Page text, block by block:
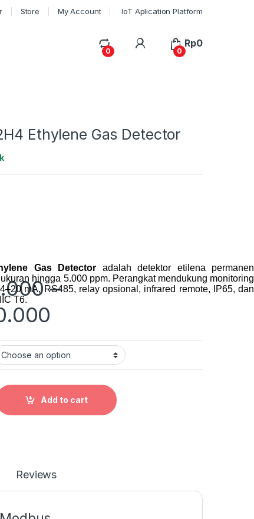
Store My Account IoT Aplication Platform
0
My Account
0
Rp0
Ethylene Gas Detector
Gas Detector adalah detektor etilena permanen
hingga 5.000 ppm. Perangkat mendukung monitoring
mA, RS485, relay opsional, infrared remote, IP65, dan
T6.
–
Gas Detector quantity
Add to cart
Reviews